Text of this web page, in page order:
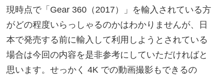
現時点で「Gear 360（2017）」を輸入されている方
がどの程度いらっしゃるのかはわかりませんが、日
本で発売する前に輸入して利用しようとされている
場合は今回の内容を是非参考にしていただければと
思います。せっかく 4K での動画撮影もできるの